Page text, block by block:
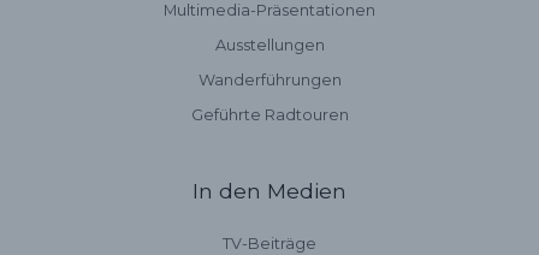
Multimedia-Präsentationen
Ausstellungen
Wanderführungen
Geführte Radtouren
In den Medien
TV-Beiträge